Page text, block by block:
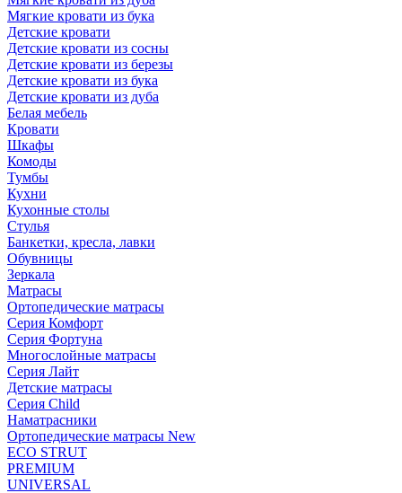
Мягкие кровати из бука
Детские кровати
Детские кровати из сосны
Детские кровати из березы
Детские кровати из бука
Детские кровати из дуба
Белая мебель
Кровати
Шкафы
Комоды
Тумбы
Кухни
Кухонные столы
Стулья
Банкетки, кресла, лавки
Обувницы
Зеркала
Матрасы
Ортопедические матрасы
Серия Комфорт
Серия Фортуна
Многослойные матрасы
Серия Лайт
Детские матрасы
Серия Child
Наматрасники
Ортопедические матрасы New
ECO STRUT
PREMIUM
UNIVERSAL